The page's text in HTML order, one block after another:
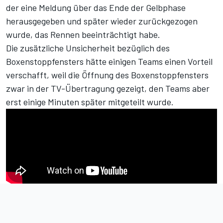
der eine Meldung über das Ende der Gelbphase
herausgegeben und später wieder zurückgezogen
wurde, das Rennen beeinträchtigt habe.
Die zusätzliche Unsicherheit bezüglich des
Boxenstoppfensters hätte einigen Teams einen Vorteil
verschafft, weil die Öffnung des Boxenstoppfensters
zwar in der TV-Übertragung gezeigt, den Teams aber
erst einige Minuten später mitgeteilt wurde.